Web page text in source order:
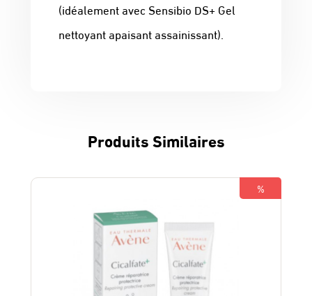
(idéalement avec Sensibio DS+ Gel
nettoyant apaisant assainissant).
Produits Similaires
%